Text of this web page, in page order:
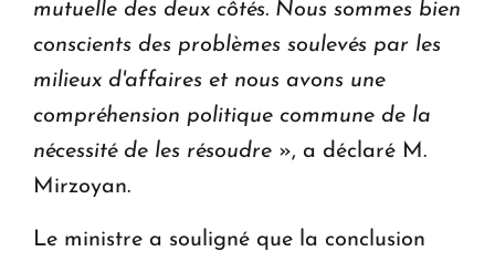
mutuelle des deux côtés. Nous sommes bien
conscients des problèmes soulevés par les
milieux d'affaires et nous avons une
compréhension politique commune de la
nécessité de les résoudre », a déclaré M.
Mirzoyan.
Le ministre a souligné que la conclusion